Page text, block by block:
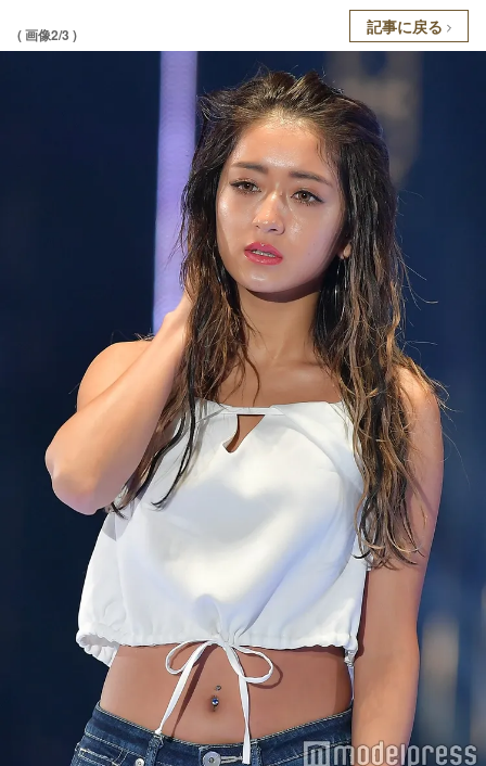
( 画像2/3 ) 記事に戻る